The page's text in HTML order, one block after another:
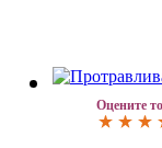
Оцените